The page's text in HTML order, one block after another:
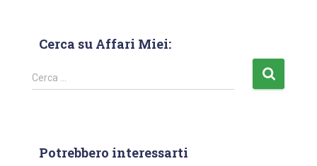
Cerca su Affari Miei:
Cerca …
Potrebbero interessarti